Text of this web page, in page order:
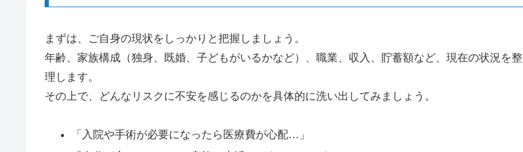
まずは、ご自身の現状をしっかりと把握しましょう。
年齢、家族構成（独身、既婚、子どもがいるかなど）、職業、収入、貯蓄額など、現在の状況を整
理します。
その上で、どんなリスクに不安を感じるのかを具体的に洗い出してみましょう。
「入院や手術が必要になったら医療費が心配…」